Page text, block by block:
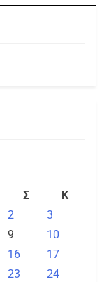
Σ
Κ
2
3
9
10
16
17
23
24